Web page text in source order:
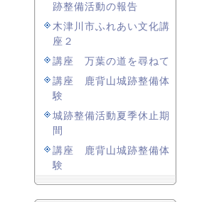
跡整備活動の報告
木津川市ふれあい文化講
座２
講座 万葉の道を尋ねて
講座 鹿背山城跡整備体
験
城跡整備活動夏季休止期
間
講座 鹿背山城跡整備体
験